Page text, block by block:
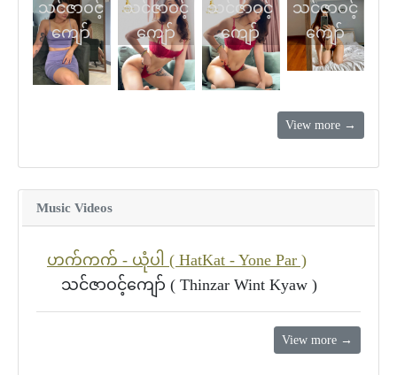
သင်ဇာဝင့်
ကျော်
သင်ဇာဝင့်
ကျော်
သင်ဇာဝင့်
ကျော်
သင်ဇာဝင့်
ကျော်
View more →
Music Videos
ဟက်ကက် - ယုံပါ ( HatKat - Yone Par )
သင်ဇာဝင့်ကျော် ( Thinzar Wint Kyaw )
View more →